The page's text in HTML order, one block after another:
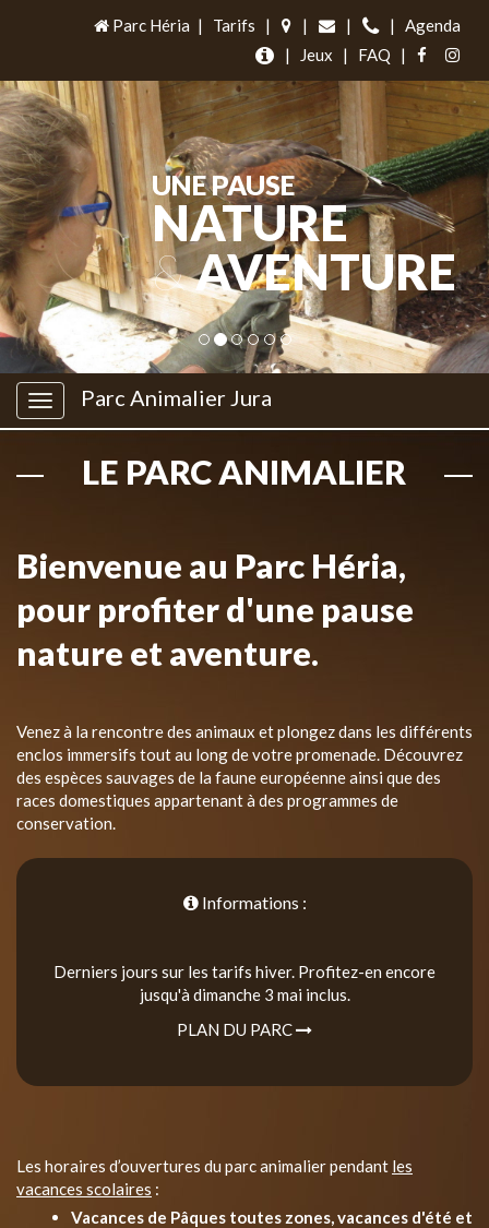
Parc Héria | Tarifs | | | |
Agenda
|
Jeux | FAQ |
UNE PAUSE
NATURE
&AVENTURE
Parc Animalier Jura
LE PARC ANIMALIER
Bienvenue au Parc Héria,
pour profiter d'une pause
nature et aventure.
Venez à la rencontre des animaux et plongez dans les différents
enclos immersifs tout au long de votre promenade. Découvrez
des espèces sauvages de la faune européenne ainsi que des
races domestiques appartenant à des programmes de
conservation.
Informations :
Derniers jours sur les tarifs hiver. Profitez-en encore
jusqu'à dimanche 3 mai inclus.
PLAN DU PARC
Les horaires d’ouvertures du parc animalier pendant les
vacances scolaires :
Vacances de Pâques toutes zones, vacances d'été et